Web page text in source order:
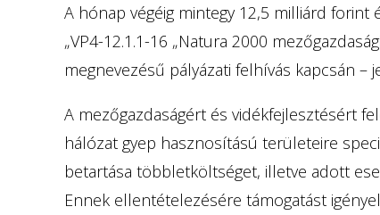
A hónap végéig mintegy 12,5 milliárd
„VP4-12.1.1-16 „Natura 2000
megnevezésű pályázati felhívás kapcsán
A mezőgazdaságért és vidékfejlesztésért
hálózat gyep hasznosítású területeire
betartása többletköltséget, illetve adott
Ennek ellentételezésére támogatást